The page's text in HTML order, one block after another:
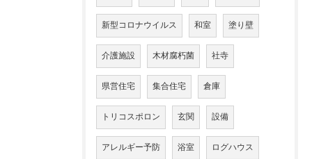
新型コロナウイルス 和室 塗り壁
介護施設 木材腐朽菌 社寺
県営住宅 集合住宅 倉庫
トリコスポロン 玄関 設備
アレルギー予防 浴室 ログハウス